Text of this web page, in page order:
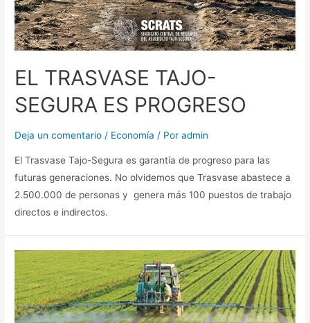
EL TRASVASE TAJO-
SEGURA ES PROGRESO
Deja un comentario / Economía / Poradmin
El Trasvase Tajo-Segura es garantía de progreso para las
futuras generaciones. No olvidemos que Trasvase abastece a
2.500.000 de personas y genera más 100 puestos de trabajo
directos e indirectos.